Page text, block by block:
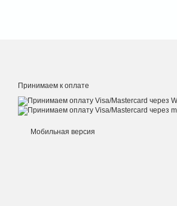
Принимаем к оплате
Мобильная версия